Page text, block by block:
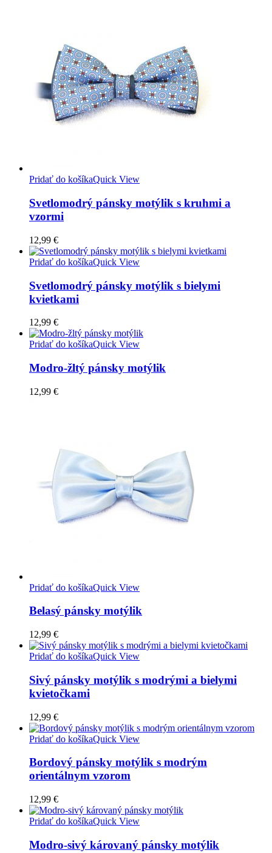
Pridať do košíkaQuick View
Svetlomodrý pánsky motýlik s kruhmi a
vzormi
12,99 €
Pridať do košíkaQuick View
Svetlomodrý pánsky motýlik s bielymi
kvietkami
12,99 €
Pridať do košíkaQuick View
Modro-žltý pánsky motýlik
12,99 €
Pridať do košíkaQuick View
Belasý pánsky motýlik
12,99 €
Pridať do košíkaQuick View
Sivý pánsky motýlik s modrými a bielymi
kvietočkami
12,99 €
Pridať do košíkaQuick View
Bordový pánsky motýlik s modrým
orientálnym vzorom
12,99 €
Pridať do košíkaQuick View
Modro-sivý károvaný pánsky motýlik